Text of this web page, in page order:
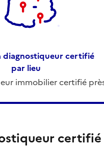
diagnostiqueur certifié
par lieu
immobilier certifié
certifié